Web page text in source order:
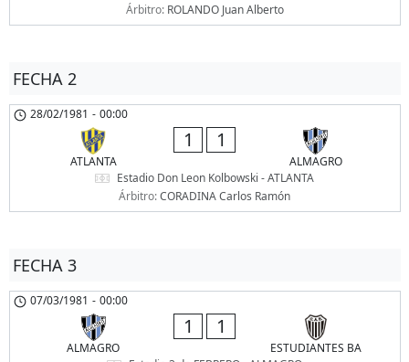
Árbitro: ROLANDO Juan Alberto
FECHA 2
28/02/1981 - 00:00
ATLANTA
1 1
ALMAGRO
Estadio Don Leon Kolbowski - ATLANTA
Árbitro:CORADINA Carlos Ramón
FECHA 3
07/03/1981 - 00:00
ALMAGRO
1 1
ESTUDIANTES BA